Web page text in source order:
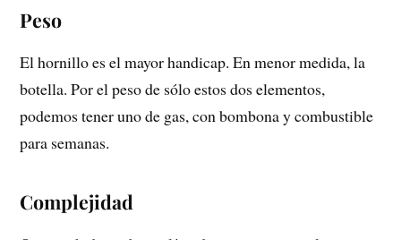
Peso
El hornillo es el mayor handicap. En menor medida, la
botella. Por el peso de sólo estos dos elementos,
podemos tener uno de gas, con bombona y combustible
para semanas.
Complejidad